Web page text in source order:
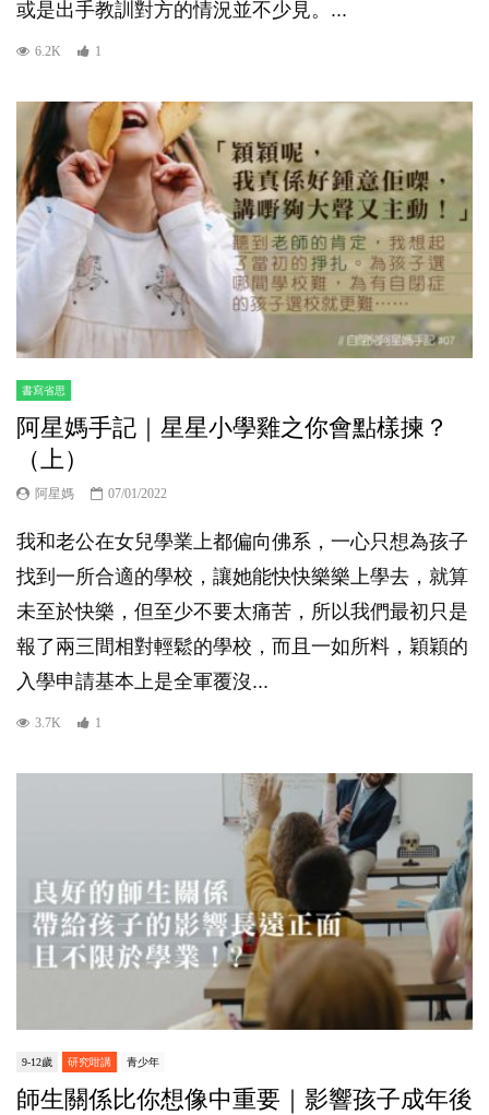
或是出手教訓對方的情況並不少見。...
6.2K 1
書寫省思
阿星媽手記｜星星小學雞之你會點樣揀？
（上）
阿星媽 07/01/2022
我和老公在女兒學業上都偏向佛系，一心只想為孩子
找到一所合適的學校，讓她能快快樂樂上學去，就算
未至於快樂，但至少不要太痛苦，所以我們最初只是
報了兩三間相對輕鬆的學校，而且一如所料，穎穎的
入學申請基本上是全軍覆沒...
3.7K 1
9-12歲 研究咁講 青少年
師生關係比你想像中重要｜影響孩子成年後